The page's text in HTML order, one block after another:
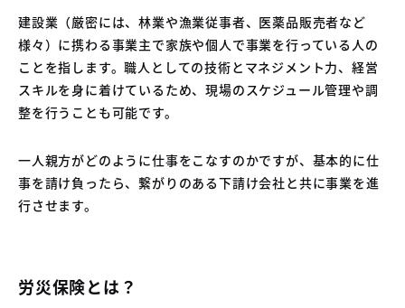
建設業（厳密には、林業や漁業従事者、医薬品販売者など
様々）に携わる事業主で家族や個人で事業を行っている人の
ことを指します。職人としての技術とマネジメント力、経営
スキルを身に着けているため、現場のスケジュール管理や調
整を行うことも可能です。
一人親方がどのように仕事をこなすのかですが、基本的に仕
事を請け負ったら、繋がりのある下請け会社と共に事業を進
行させます。
労災保険とは？